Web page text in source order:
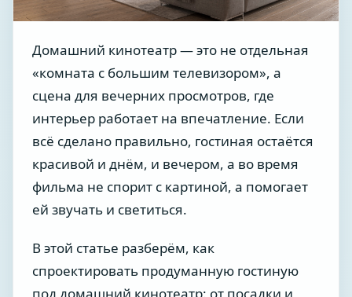
Домашний кинотеатр — это не отдельная
«комната с большим телевизором», а
сцена для вечерних просмотров, где
интерьер работает на впечатление. Если
всё сделано правильно, гостиная остаётся
красивой и днём, и вечером, а во время
фильма не спорит с картиной, а помогает
ей звучать и светиться.
В этой статье разберём, как
спроектировать продуманную гостиную
под домашний кинотеатр: от посадки и